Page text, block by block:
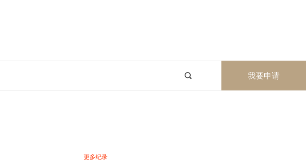
我要申请
更多纪录